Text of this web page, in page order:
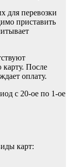
для перевозки
приставить
После
оплату.
с 20-ое по 1-ое
карт: